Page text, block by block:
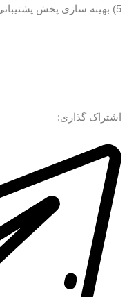
5) بهینه سازی پخش پشتیبانی
اشتراک گذاری: